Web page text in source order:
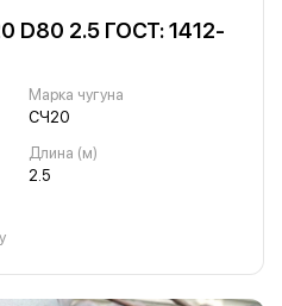
D80 2.5 ГОСТ: 1412-
Марка чугуна
СЧ20
Длина (м)
2.5